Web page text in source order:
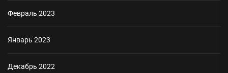
Февраль 2023
Январь 2023
Декабрь 2022